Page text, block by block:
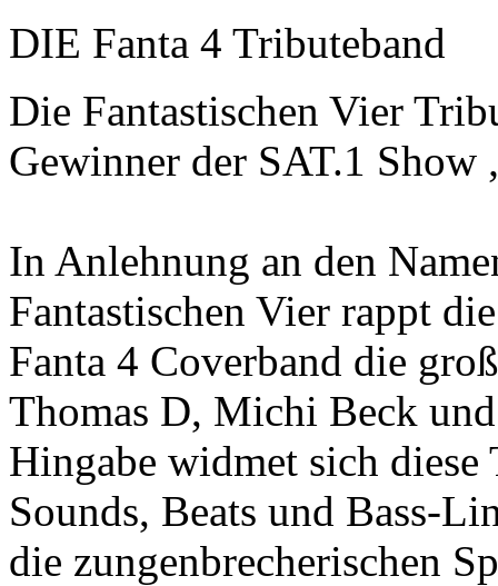
DIE Fanta 4 Tributeband
Die Fantastischen Vier
Gewinner der SAT.1 Show
In Anlehnung an den
Fantastischen Vier rappt
Fanta 4 Coverband die
Thomas D, Michi Beck
Hingabe widmet sich
Sounds, Beats und Bass-
die zungenbrecherischen